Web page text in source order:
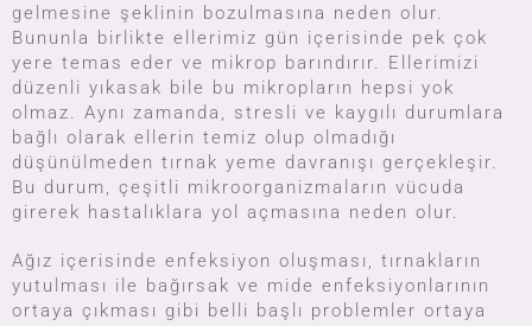
gelmesine şeklinin bozulmasına neden olur.
Bununla birlikte ellerimiz gün içerisinde pek çok
yere temas eder ve mikrop barındırır. Ellerimizi
düzenli yıkasak bile bu mikropların hepsi yok
olmaz. Aynı zamanda, stresli ve kaygılı durumlara
bağlı olarak ellerin temiz olup olmadığı
düşünülmeden tırnak yeme davranışı gerçekleşir.
Bu durum, çeşitli mikroorganizmaların vücuda
girerek hastalıklara yol açmasına neden olur.
Ağız içerisinde enfeksiyon oluşması, tırnakların
yutulması ile bağırsak ve mide enfeksiyonlarının
ortaya çıkması gibi belli başlı problemler ortaya